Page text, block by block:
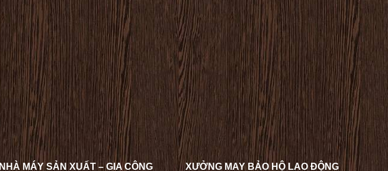
NHÀ MÁY SẢN XUẤT – GIA CÔNG XƯỞNG MAY BẢO HỘ LAO ĐỘNG